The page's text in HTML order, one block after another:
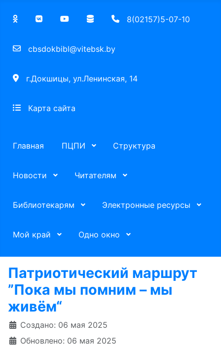
8(02157)5-07-10
cbsdokbibl@vitebsk.by
г.Докшицы, ул.Ленинская, 14
Карта сайта
Главная ПЦПИ Структура
Новости Читателям
Библиотекарям Электронные ресурсы
Мой край Одно окно
Патриотический маршрут
”Пока мы помним – мы
живём“
Информация о материале
Создано: 06 мая 2025
Обновлено: 06 мая 2025